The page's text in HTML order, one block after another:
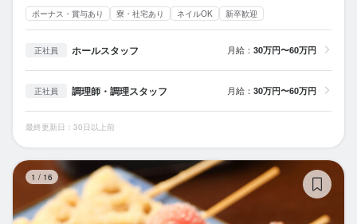
ボーナス・賞与あり 寮・社宅あり ネイルOK 新卒歓迎
正社員 ホールスタッフ 月給： 30万円〜60万円
正社員 調理師・調理スタッフ 月給： 30万円〜60万円
最終更新日：30日以上前
1 / 16